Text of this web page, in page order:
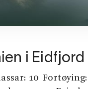
i Eidfjord
10